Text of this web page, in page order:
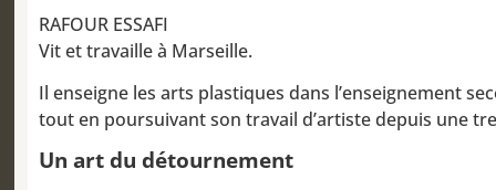
RAFOUR ESSAFI
Vit et travaille à Marseille.
Il enseigne les arts plastiques dans l’enseignement
tout en poursuivant son travail d’artiste depuis une
Un art du détournement